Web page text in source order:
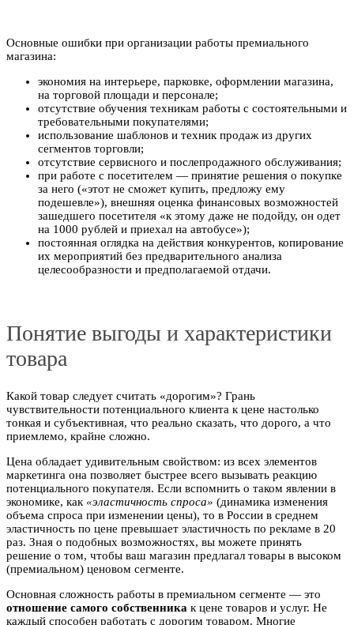
Основные ошибки при организации работы премиального
магазина:
экономия на интерьере, парковке, оформлении магазина,
на торговой площади и персонале;
отсутствие обучения техникам работы с состоятельными и
требовательными покупателями;
использование шаблонов и техник продаж из других
сегментов торговли;
отсутствие сервисного и послепродажного обслуживания;
при работе с посетителем — принятие решения о покупке
за него («этот не сможет купить, предложу ему
подешевле»), внешняя оценка финансовых возможностей
зашедшего посетителя «к этому даже не подойду, он одет
на 1000 рублей и приехал на автобусе»);
постоянная оглядка на действия конкурентов, копирование
их мероприятий без предварительного анализа
целесообразности и предполагаемой отдачи.
Понятие выгоды и характеристики
товара
Какой товар следует считать «дорогим»? Грань
чувствительности потенциального клиента к цене настолько
тонкая и субъективная, что реально сказать, что дорого, а что
приемлемо, крайне сложно.
Цена обладает удивительным свойством: из всех элементов
маркетинга она позволяет быстрее всего вызывать реакцию
потенциального покупателя. Если вспомнить о таком явлении в
экономике, как «эластичность спроса» (динамика изменения
объема спроса при изменении цены), то в России в среднем
эластичность по цене превышает эластичность по рекламе в 20
раз. Зная о подобных возможностях, вы можете принять
решение о том, чтобы ваш магазин предлагал товары в высоком
(премиальном) ценовом сегменте.
Основная сложность работы в премиальном сегменте — это
отношение самого собственника к цене товаров и услуг. Не
каждый способен работать с дорогим товаром. Многие